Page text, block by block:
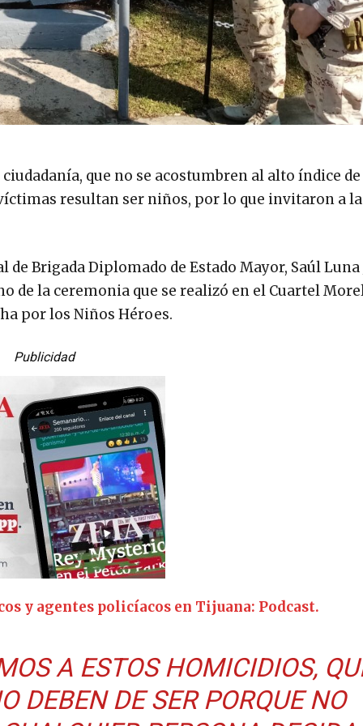
que no se acostumbren al alto índice de
resultan ser niños, por lo que invitaron a
Brigada Diplomado de Estado Mayor, Saúl Luna
de la ceremonia que se realizó en el Cuartel
por los Niños Héroes.
Publicidad
y agentes policíacos en Tijuana: Podcast.
A ESTOS HOMICIDIOS,
DEBEN DE SER PORQUE NO